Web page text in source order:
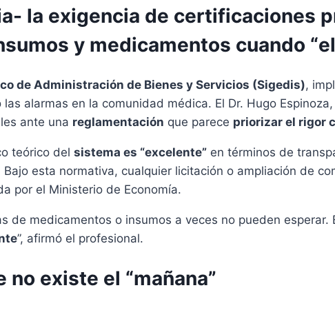
la exigencia de certificaciones
y medicamentos cuando
de Administración de Bienes y Servicios (Sigedis),
alarmas en la comunidad médica. El Dr. Hugo
ante una reglamentación que parece priorizar el rigor
teórico del sistema es “excelente” en términos de
Bajo esta normativa, cualquier licitación o ampliación de
por el Ministerio de Economía.
de medicamentos o insumos a veces no pueden esperar.
”, afirmó el profesional.
no existe el “mañana”